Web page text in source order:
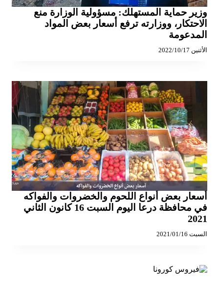
وزير حماية المستهلك: مسؤولية الوزارة منع
الاحتكار، ووزارته ترفع أسعار بعض المواد
المدعومة
الأثنين 2022/10/17
أسعار بعض أنواع اللحوم والخضروات والفواكه
في محافظة درعا اليوم السبت 16 كانون الثاني
2021
السبت 2021/01/16